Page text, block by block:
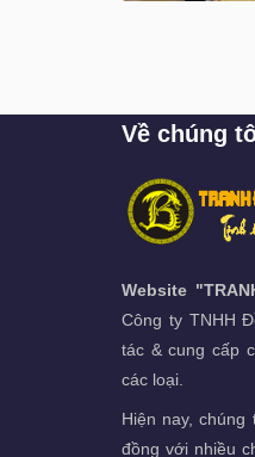
Về chúng
Website
Công ty TNHH
tác & cung cấp
các loại.
Hiện nay,
đồng với nhiều